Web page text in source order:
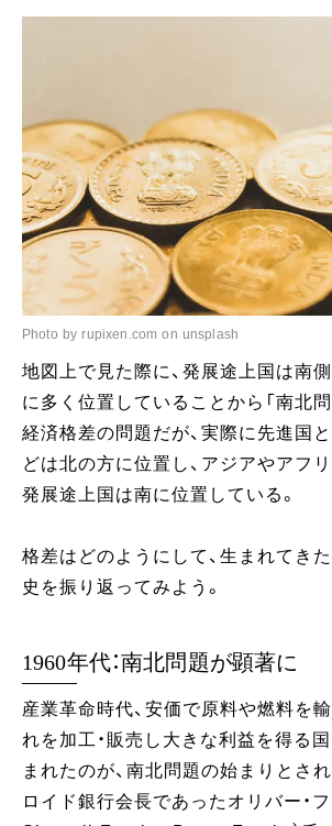
Photo by rupixen.com on unsplash
地図上で見た際に、発展途上国は南側
に多く位置していることから「南北
経済格差の問題だが、実際に先進国
どは北の方に位置し、アジアやアフ
発展途上国は南に位置している。
格差はどのようにして、生まれてき
史を振り返ってみよう。
1960年代：南北問題が顕著に
産業革命時代、安価で原料や燃料を
れを加工・販売し大きな利益を得る
まれたのが、南北問題の始まりとさ
ロイド銀行会長であったオリバー・